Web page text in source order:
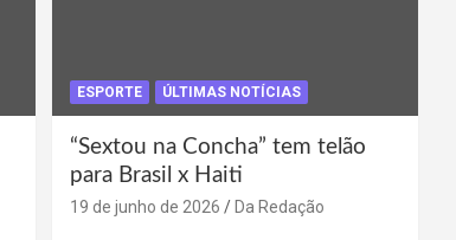
ESPORTE ÚLTIMAS NOTÍCIAS
“Sextou na Concha” tem telão
para Brasil x Haiti
19 de junho de 2026 Da Redação